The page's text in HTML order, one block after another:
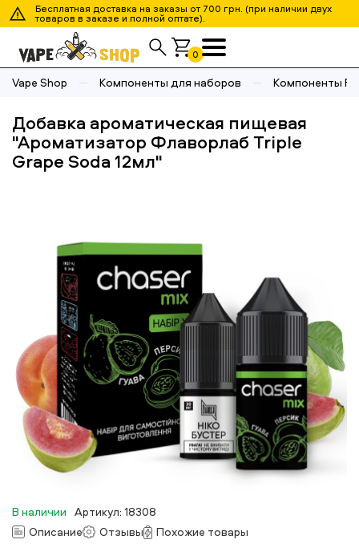
Бесплатная доставка на заказы от 700 грн. (при наличии двух
товаров в заказе и полной оптате).
0
Vape Shop Компоненты для наборов Компоненты
Добавка ароматическая пищевая
"Ароматизатор Флаворлаб Triple
Grape Soda 12мл"
В наличии Артикул: 18308
Описание
Отзывы Похожие товары